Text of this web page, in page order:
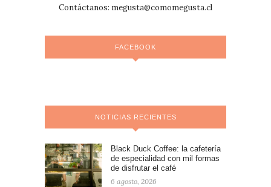
Contáctanos: megusta@comomegusta.cl
FACEBOOK
NOTICIAS RECIENTES
Black Duck Coffee: la cafetería
de especialidad con mil formas
de disfrutar el café
6 agosto, 2026